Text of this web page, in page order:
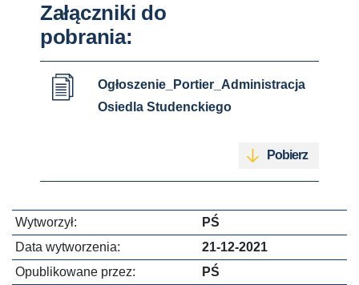
Załączniki do
pobrania:
Ogłoszenie_Portier_Administracja
Osiedla Studenckiego
Pobierz
Wytworzył:
PŚ
Data wytworzenia:
21-12-2021
Opublikowane przez:
PŚ